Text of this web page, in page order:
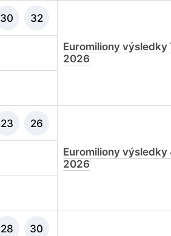
30 32
Euromiliony výsledky
2026
23 26
Euromiliony výsledky
2026
28 30